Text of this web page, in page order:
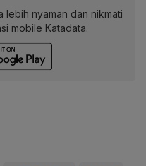
lebih nyaman dan nikmati
mobile Katadata.